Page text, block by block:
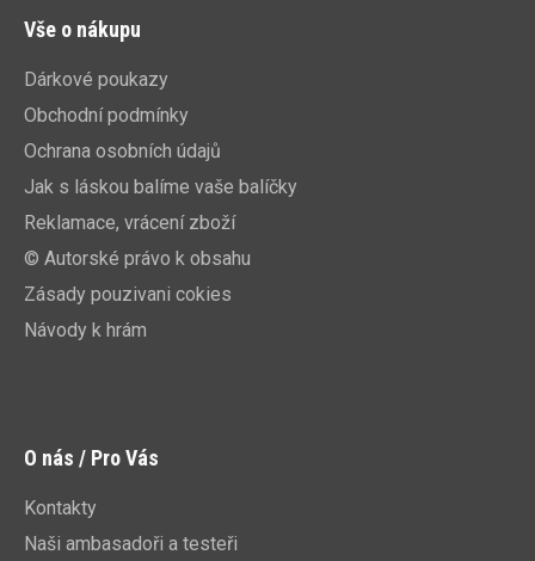
Vše o nákupu
Dárkové poukazy
Obchodní podmínky
Ochrana osobních údajů
Jak s láskou balíme vaše balíčky
Reklamace, vrácení zboží
© Autorské právo k obsahu
Zásady pouzivani cokies
Návody k hrám
O nás / Pro Vás
Kontakty
Naši ambasadoři a testeři